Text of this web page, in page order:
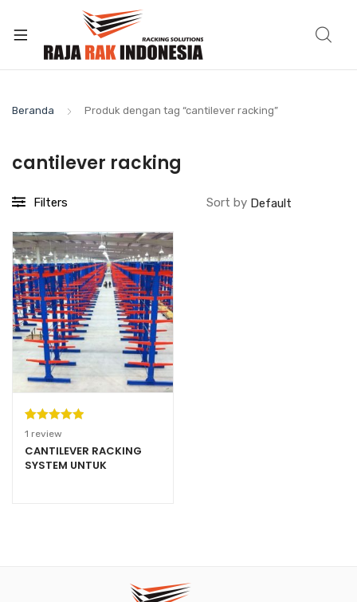
Beranda Produk dengan tag “cantilever racking”
cantilever racking
Filters Sort by
Peringkat
5.00dari 5
berdasarka
11 review
CANTILEVER RACKING
SYSTEM UNTUK